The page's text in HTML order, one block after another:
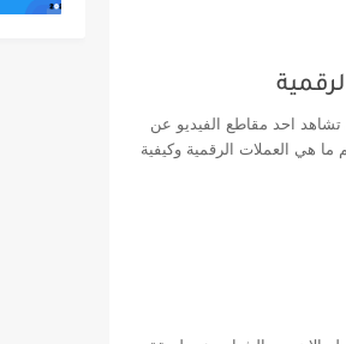
احد مقاطع الفيديو عن
ما هي العملات الرقمية وكيفية